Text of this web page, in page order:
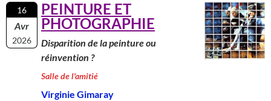
16
Avr
2026
PEINTURE ET
PHOTOGRAPHIE
Disparition de la peinture ou
réinvention ?
Salle de l'amitié
Virginie Gimaray